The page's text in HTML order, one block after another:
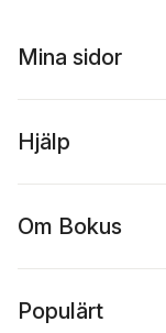
Mina sidor
Hjälp
Om Bokus
Populärt